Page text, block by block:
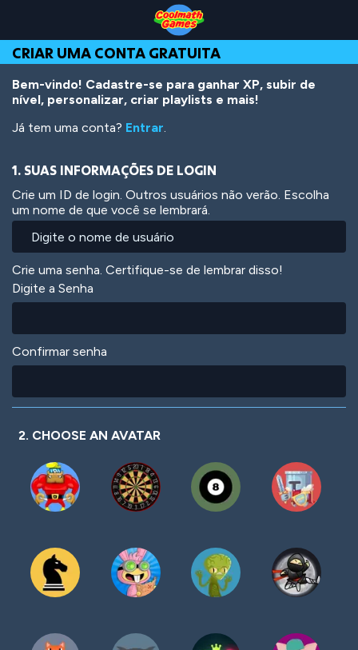
Top
of
Page
Navigation
Main
Content
Footer
o
conteúdo
principal
CRIAR UMA CONTA GRATUITA
Bem-vindo! Cadastre-se para ganhar XP, subir de
nível, personalizar, criar playlists e mais!
Já tem uma conta? Entrar.
1. SUAS INFORMAÇÕES DE LOGIN
Crie um ID de login. Outros usuários não verão. Escolha
um nome de que você se lembrará.
Crie uma senha. Certifique-se de lembrar disso!
Digite a Senha
Confirmar senha
2. CHOOSE AN AVATAR